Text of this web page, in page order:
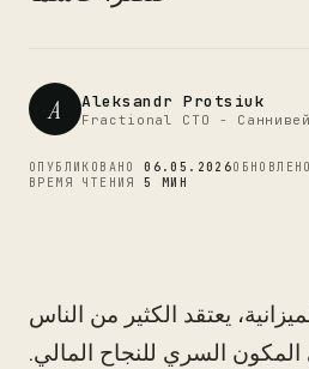
A Aleksandr Protsiuk
Fractional CTO -
ОПУБЛИКОВАНО06.05.2026
ВРЕМЯ ЧТЕНИЯ5 МИН
يعتقد الكثير من الناس
المكون السري للنجاح المالي.